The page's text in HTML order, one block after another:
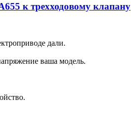
к трехходовому клапану
дали.
ваша модель.